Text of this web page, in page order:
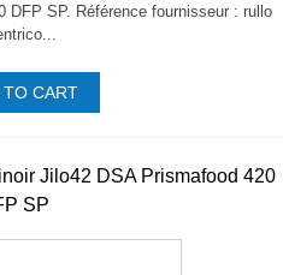
DFP SP. Référence fournisseur : rullo
TO CART
Jilo42 DSA Prismafood 420
SP